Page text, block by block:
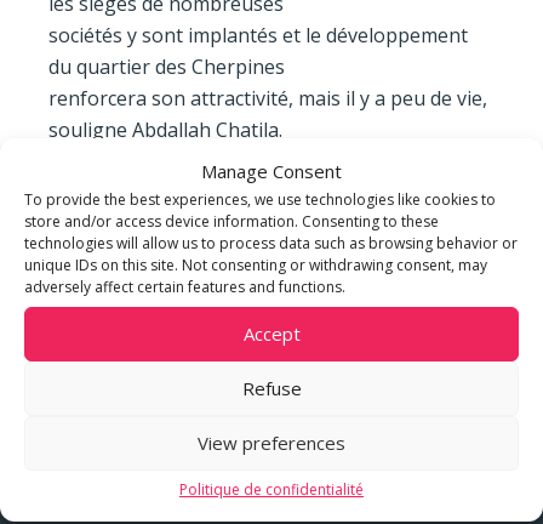
Manage Consent
To provide the best experiences, we use technologies like cookies to
store and/or access device information. Consenting to these
technologies will allow us to process data such as browsing behavior or
unique IDs on this site. Not consenting or withdrawing consent, may
adversely affect certain features and functions.
Accept
Refuse
View preferences
Politique de confidentialité
sociétés y sont implantés et le dévelop­pement
du quartier des Cherpines
renforcera son attractivité, mais il y a peu de vie,
souligne Abdallah Chatila.
L’idée en développant ce projet était certes
d’offrir des surfaces d’activités
mais également d’apporter des « ser­vices plus « .
Un hôtel trois
étoiles, un restaurant et quelques commerces,
ajoutée et animeront le secteur. Confort,
flexibilité et service, tels sont les